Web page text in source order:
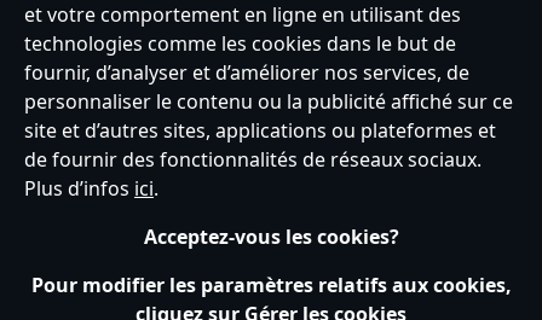
France
Service clients Conditions d’utilisation
Trouver un magasin
Plan du site
Règles de respect de la vie privée
Politique de cookies
Notice relative à la confidentialité
Conditions générales de vente
et votre comportement en ligne en utilisant des
technologies comme les cookies dans le but de
fournir, d’analyser et d’améliorer nos services, de
personnaliser le contenu ou la publicité affiché sur ce
site et d’autres sites, applications ou plateformes et
de fournir des fonctionnalités de réseaux sociaux.
Plus d’infos ici.
Acceptez-vous les cookies?
Pour modifier les paramètres relatifs aux cookies,
cliquez sur Gérer les cookies